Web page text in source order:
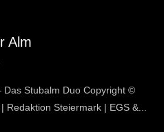
Alm
Das Stubalm Duo Copyright ©
Steiermark | EGS &...